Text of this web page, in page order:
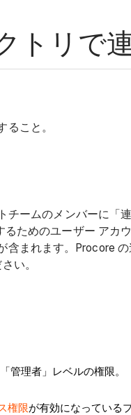
トリで
こと。
ームのメンバーに「
ためのユーザー ア
まれます。Procore の
い。
管理者」レベルの権限。
権限が有効になっている